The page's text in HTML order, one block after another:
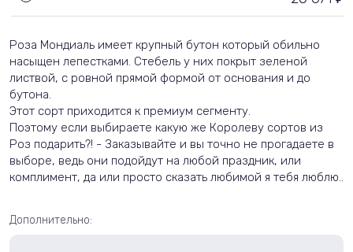
Роза Мондиаль имеет крупный бутон который обильно
насыщен лепестками. Стебель у них покрыт зеленой
листвой, с ровной прямой формой от основания и до
бутона.
Этот сорт приходится к премиум сегменту.
Поэтому если выбираете какую же Королеву сортов из
Роз подарить?! - Заказывайте и вы точно не прогадаете в
выборе, ведь они подойдут на любой праздник, или
комплимент, да или просто сказать любимой я тебя люблю..
Дополнительно: